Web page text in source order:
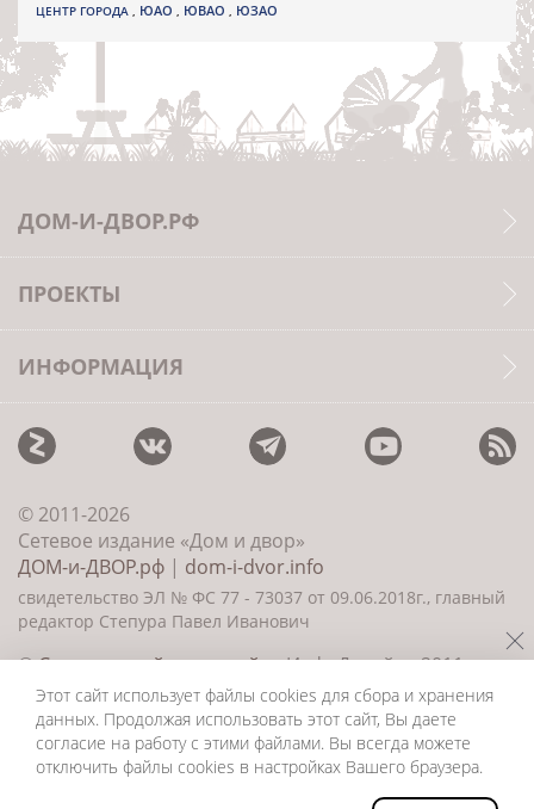
ЦЕНТР ГОРОДА , ЮАО , ЮВАО , ЮЗАО
ДОМ-И-ДВОР.РФ
ПРОЕКТЫ
ИНФОРМАЦИЯ
© 2011-2026
Сетевое издание «Дом и двор»
ДОМ-и-ДВОР.рф | dom-i-dvor.info
свидетельство ЭЛ № ФС 77 - 73037 от 09.06.2018г., главный
редактор Степура Павел Иванович
©Создание сайта и дизайн«ИнфоДизайн» 2011—
2026
Этот сайт использует файлы cookies для сбора и хранения
данных. Продолжая использовать этот сайт, Вы даете
согласие на работу с этими файлами. Вы всегда можете
отключить файлы cookies в настройках Вашего браузера.